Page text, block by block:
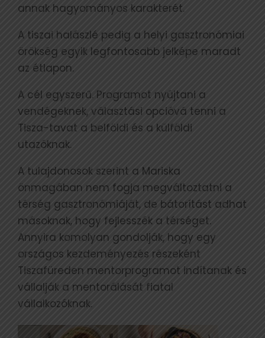
annak hagyományos karakterét.
A tiszai halászlé pedig a helyi gasztronómiai
örökség egyik legfontosabb jelképe maradt
az étlapon.
A cél egyszerű. Programot nyújtani a
vendégeknek, választási opcióvá tenni a
Tisza-tavat a belföldi és a külföldi
utazóknak.
A tulajdonosok szerint a Mariska
önmagában nem fogja megváltoztatni a
térség gasztronómiáját, de bátorítást adhat
másoknak, hogy fejlesszék a térséget.
Annyira komolyan gondolják, hogy egy
országos kezdeményezés részeként
Tiszafüreden mentorprogramot indítanak és
vállalják a mentorálását fiatal
vállalkozóknak.